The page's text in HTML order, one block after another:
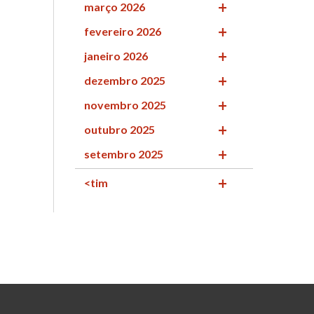
março 2026
fevereiro 2026
janeiro 2026
dezembro 2025
novembro 2025
outubro 2025
setembro 2025
<tim